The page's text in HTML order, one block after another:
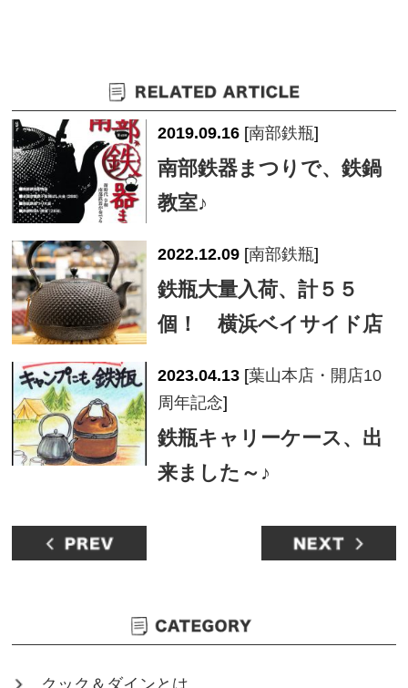
2019.09.16 [南部鉄瓶]
南部鉄器まつりで、鉄鍋
教室♪
2022.12.09 [南部鉄瓶]
鉄瓶大量入荷、計５５
個！ 横浜ベイサイド店
2023.04.13 [葉山本店・開店10
周年記念]
鉄瓶キャリーケース、出
来ました～♪